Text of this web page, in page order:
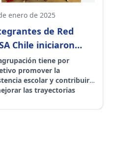
enero de 2025
de Red
Chile iniciaron
del trabajo
tiene por
promover la
escolar y contribuir
las trayectorias
en el país. Asimismo,